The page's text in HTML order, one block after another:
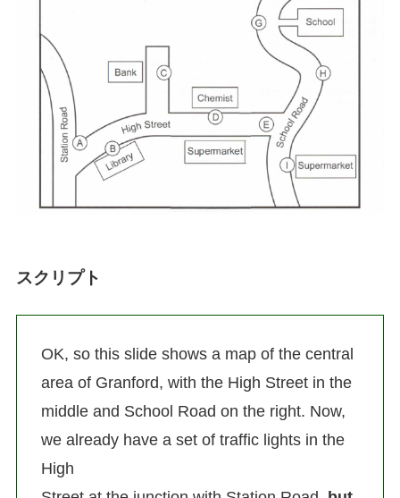
スクリプト
OK, so this slide shows a map of the central
area of Granford, with the High Street in the
middle and School Road on the right. Now,
we already have a set of traffic lights in the
High